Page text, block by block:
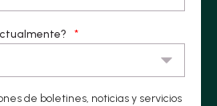
*
de boletines, noticias y servicios